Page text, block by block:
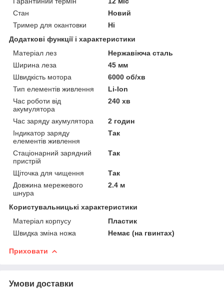
Стан
Новий
Тример для окантовки
Ні
Додаткові функції і характеристики
Матеріал лез
Нержавіюча сталь
Ширина леза
45 мм
Швидкість мотора
6000 об/хв
Тип елементів живлення
Li-Ion
Час роботи від
акумулятора
240 хв
Час заряду акумулятора
2 годин
Індикатор заряду
елементів живлення
Так
Стаціонарний зарядний
пристрій
Так
Щіточка для чищення
Так
Довжина мережевого
шнура
2.4 м
Користувальницькі характеристики
Матеріал корпусу
Пластик
Швидка зміна ножа
Немає (на гвинтах)
Приховати
Умови доставки